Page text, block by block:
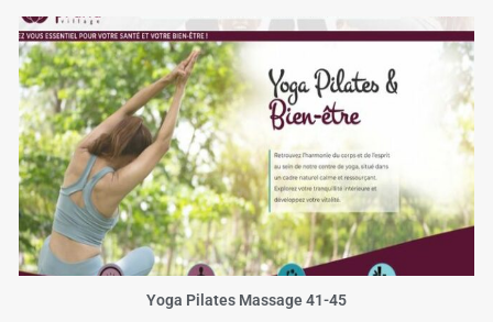
Yoga Pilates Massage 41-45